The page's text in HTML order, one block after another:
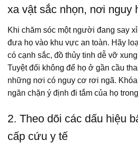
xa vật sắc nhọn, nơi nguy
Khi chăm sóc một người đang say
đưa họ vào khu vực an toàn. Hãy
có cạnh sắc, đồ thủy tinh dễ vỡ
Tuyệt đối không để họ ở gần cầu
những nơi có nguy cơ rơi ngã.
ngăn chặn ý định đi tắm của họ
2. Theo dõi các dấu hiệu
cấp cứu y tế